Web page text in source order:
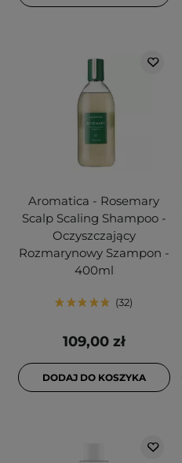
Aromatica - Rosemary
Scalp Scaling Shampoo -
Oczyszczający
Rozmarynowy Szampon -
400ml
32
109,00 zł
DODAJ DO KOSZYKA